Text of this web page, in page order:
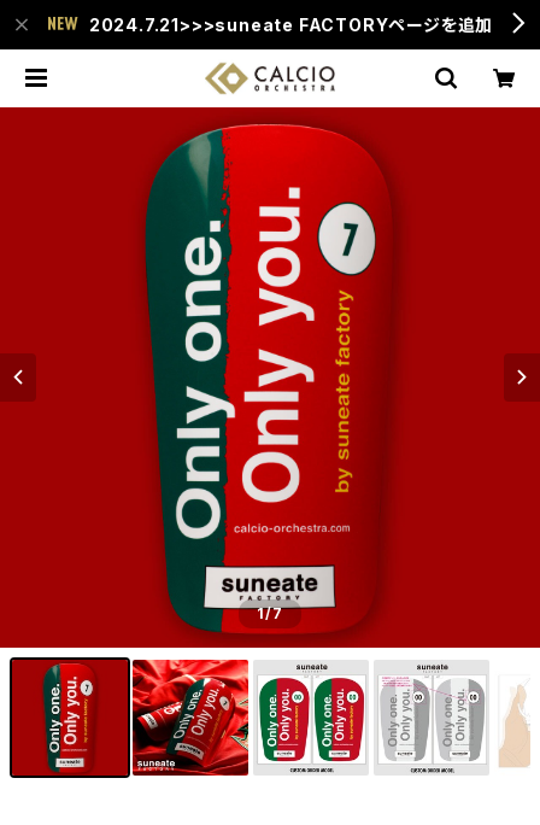
2024.7.21>>>suneate FACTORYページを追加
1/7